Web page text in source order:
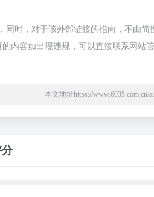
时，对于该外部链接的指向，不由简
内容如出现违规，可以直接联系网站
本文地址https://www.6035.com.cn/